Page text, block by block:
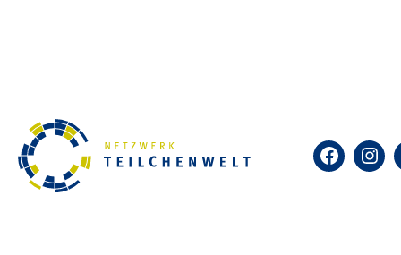
Facebook
Veranstaltungskategorie: